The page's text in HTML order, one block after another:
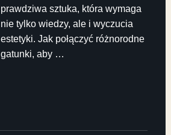
prawdziwa sztuka, która wymaga
nie tylko wiedzy, ale i wyczucia
estetyki. Jak połączyć różnorodne
gatunki, aby …